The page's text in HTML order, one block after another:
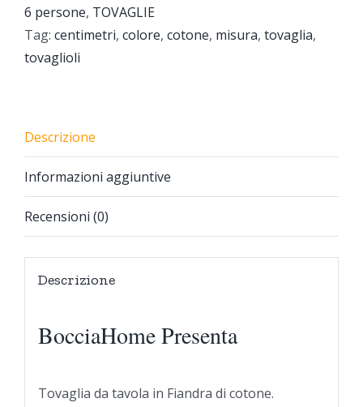
6 persone, TOVAGLIE
Tag: centimetri, colore, cotone, misura, tovaglia,
tovaglioli
Descrizione
Informazioni aggiuntive
Recensioni (0)
Descrizione
BocciaHome Presenta
Tovaglia da tavola in Fiandra di cotone.